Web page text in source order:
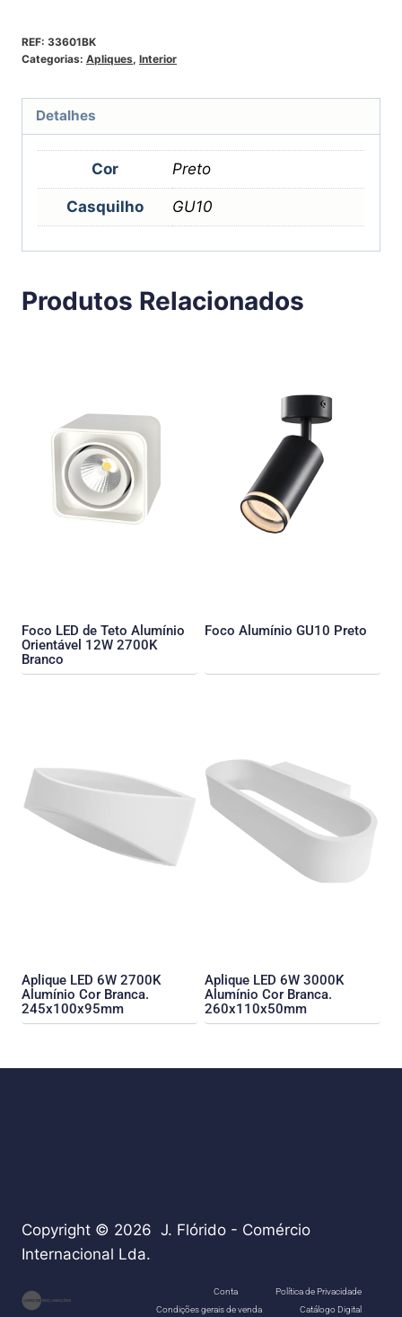
REF: 33601BK
Categorias: Apliques, Interior
Detalhes
Cor Preto
Casquilho GU10
Produtos Relacionados
Foco LED de Teto Alumínio
Orientável 12W 2700K
Branco
Foco Alumínio GU10 Preto
Aplique LED 6W 2700K
Alumínio Cor Branca.
245x100x95mm
Aplique LED 6W 3000K
Alumínio Cor Branca.
260x110x50mm
Copyright © 2026 J. Flórido - Comércio
Internacional Lda.
Conta
Política de Privacidade
Condições gerais de venda
Catálogo Digital